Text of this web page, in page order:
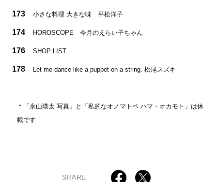
173 小さな料理 大きな味 平松洋子
174 HOROSCOPE 今月のえらい子ちゃん
176 SHOP LIST
178 Let me dance like a puppet on a string. 松尾スズキ
＊「永山瑛太 写真」と「私的なオノマトペ ハマ・オカモト」は休
載です
SHARE